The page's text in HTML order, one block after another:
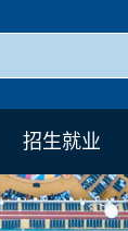
招生就业